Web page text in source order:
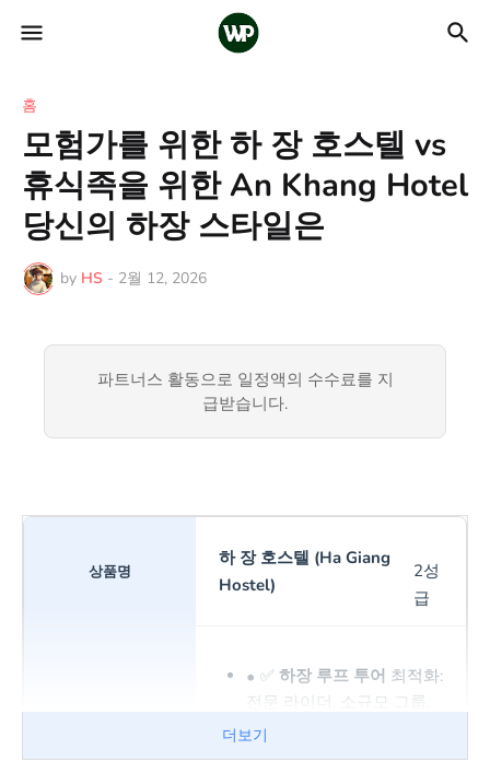
홈
모험가를 위한 하 장 호스텔 vs
휴식족을 위한 An Khang Hotel
당신의 하장 스타일은
by HS - 2월 12, 2026
파트너스 활동으로 일정액의 수수료를 지
급받습니다.
하 장 호스텔 (Ha Giang
Hostel)
2성
급
✅ 하장 루프 투어 최적화:
전문 라이더, 소규모 그룹,
안전한 바이크
✅ 옥상 조식 및전망(풀
더보기